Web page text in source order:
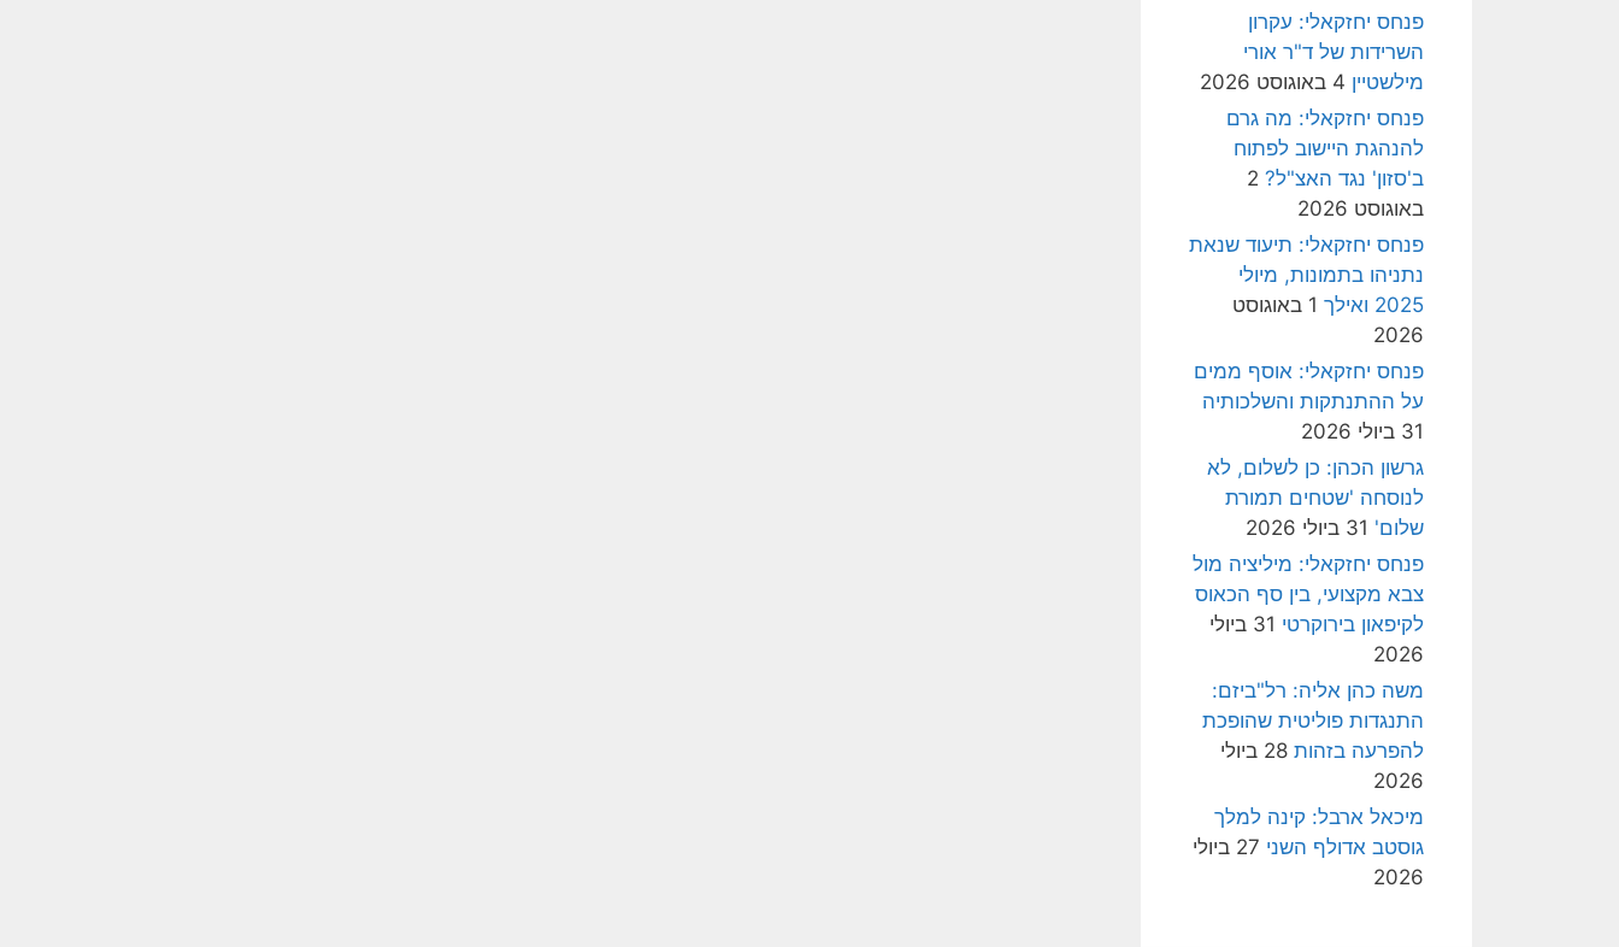
פנחס יחזקאלי: עקרון
השרידות של ד"ר אורי
מילשטיין 4 באוגוסט 2026
פנחס יחזקאלי: מה גרם
להנהגת היישוב לפתוח
ב'סזון' נגד האצ"ל? 2
באוגוסט 2026
פנחס יחזקאלי: תיעוד שנאת
נתניהו בתמונות, מיולי
2025 ואילך
1 באוגוסט
2026
פנחס יחזקאלי: אוסף ממים
על ההתנתקות והשלכותיה
31 ביולי 2026
גרשון הכהן: כן לשלום, לא
לנוסחה 'שטחים תמורת
שלום' 31 ביולי 2026
פנחס יחזקאלי: מיליציה מול
צבא מקצועי, בין סף הכאוס
לקיפאון בירוקרטי
31 ביולי
2026
משה כהן אליה: רל"ביזם:
התנגדות פוליטית שהופכת
להפרעה בזהות
28 ביולי
2026
מיכאל ארבל: קינה למלך
גוסטב אדולף השני
27 ביולי
2026